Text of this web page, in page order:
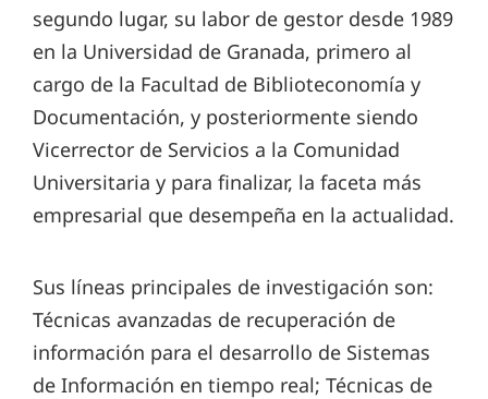
segundo lugar, su labor de gestor desde 1989
en la Universidad de Granada, primero al
cargo de la Facultad de Biblioteconomía y
Documentación, y posteriormente siendo
Vicerrector de Servicios a la Comunidad
Universitaria y para finalizar, la faceta más
empresarial que desempeña en la actualidad.
Sus líneas principales de investigación son:
Técnicas avanzadas de recuperación de
información para el desarrollo de Sistemas
de Información en tiempo real; Técnicas de